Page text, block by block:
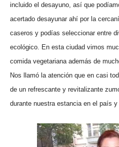
incluido el desayuno, así que
acertado desayunar ahí por la
caseros y podías seleccionar entre
ecológico. En esta ciudad vimos
comida vegetariana además de
Nos llamó la atención que en casi
de un refrescante y revitalizante
durante nuestra estancia en el país y